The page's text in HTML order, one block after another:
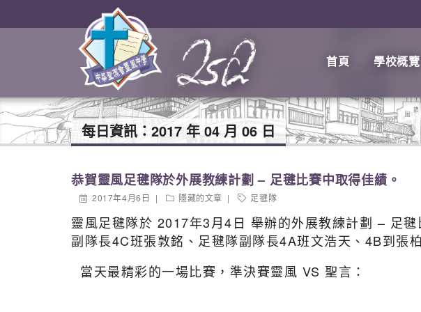
首頁 學校概覽
每日資訊： 2017 年 04 月 06 日
恭賀靈風足毽隊於外展教練計劃 – 足毽比賽中取得佳績。
2017年4月6日 隱藏的文章 足毽隊
靈風足毽隊於 2017年3月4日 舉辦的外展教練計劃 – 足
副隊長4C班張敦銘、足毽隊副隊長4A班文浩天、4B到張
當天最精彩的一場比賽，準決賽靈風 VS 聖言：